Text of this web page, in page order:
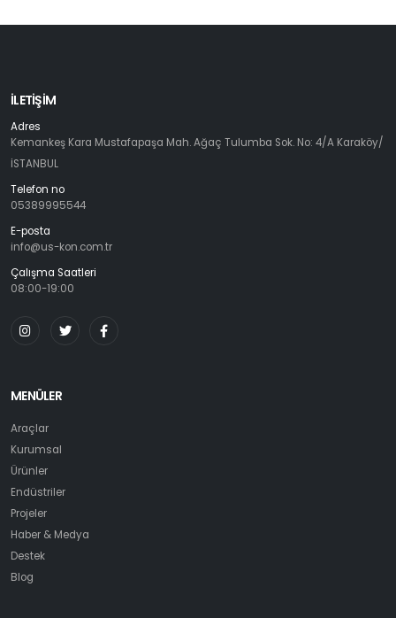
İLETIŞIM
Adres
Kemankeş Kara Mustafapaşa Mah. Ağaç Tulumba Sok. No: 4/A Karaköy/
İSTANBUL
Telefon no
05389995544
E-posta
info@us-kon.com.tr
Çalışma Saatleri
08:00-19:00
MENÜLER
Araçlar
Kurumsal
Ürünler
Endüstriler
Projeler
Haber & Medya
Destek
Blog